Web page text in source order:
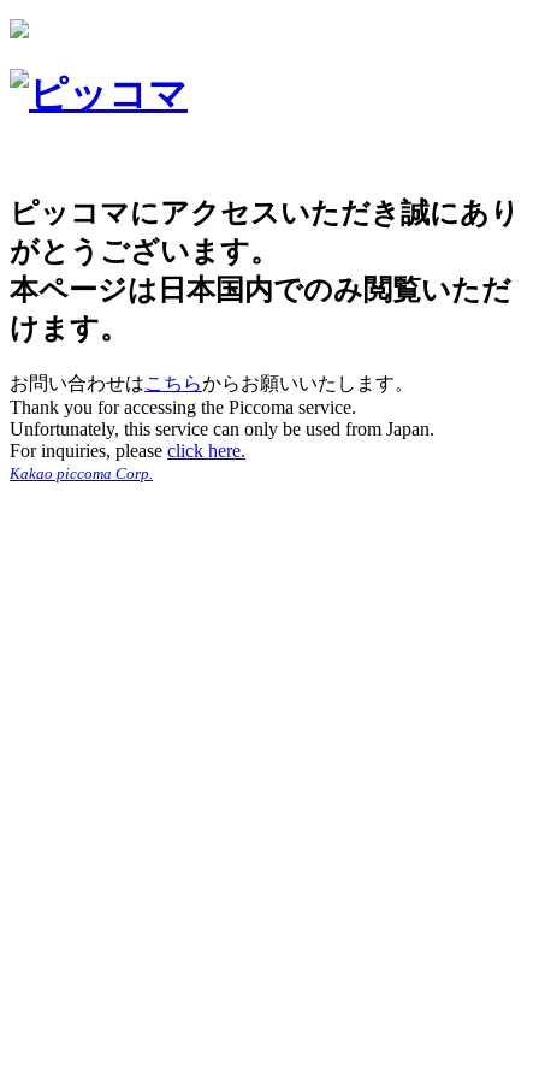
ピッコマにアクセスいただき誠にあり
がとうございます。
本ページは日本国内でのみ閲覧いただ
けます。
お問い合わせはこちらからお願いいたします。
Thank you for accessing the Piccoma service.
Unfortunately, this service can only be used from Japan.
For inquiries, please click here.
Kakao piccoma Corp.